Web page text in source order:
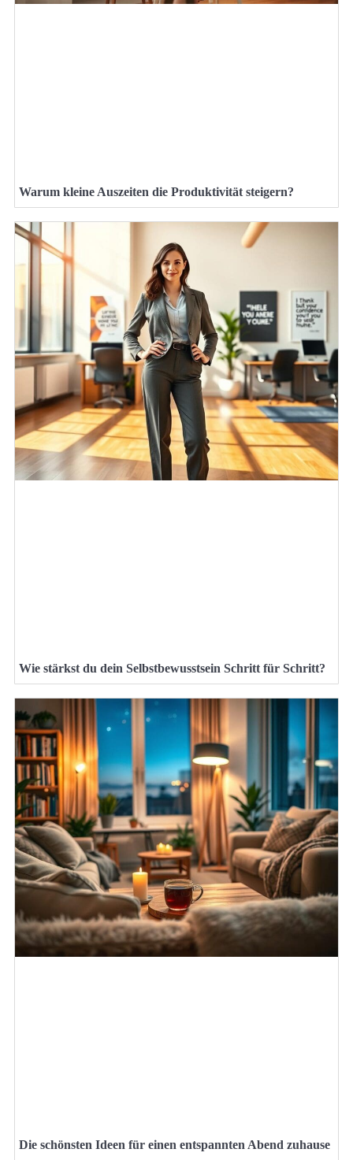
Warum kleine Auszeiten die Produktivität steigern?
Wie stärkst du dein Selbstbewusstsein Schritt für Schritt?
Die schönsten Ideen für einen entspannten Abend zuhause